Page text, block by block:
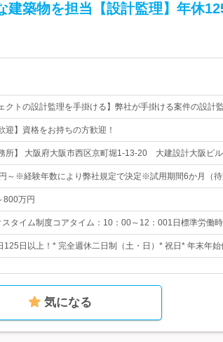
建築物を担当【設計監理】年休
クトの設計監理を手掛ける】弊社が手掛ける案件の設計
迎】資格をお持ちの方歓迎！
務所】 大阪府大阪市西区京町堀1-13-20 大建設計大阪ビ
～※経験年数により弊社規定で決定※試用期間6か月（待
800万円
スタイム制度コアタイム：10：00～12：001日標準労働
125日以上！* 完全週休二日制（土・日）* 祝日* 年末年
気になる